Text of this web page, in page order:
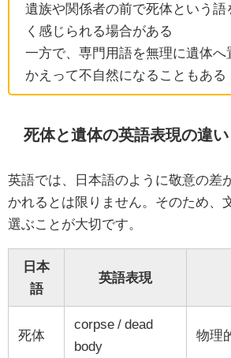
遺族や関係者の前で死体という語
く感じられる場合がある
一方で、専門用語を無理に遺体へ
かえって不自然になることもある
死体と遺体の英語表現の違い
英語では、日本語のように敬意の差
かれるとは限りません。そのため、
選ぶことが大切です。
日本
語
英語表現
死体
corpse / dead
body
物理